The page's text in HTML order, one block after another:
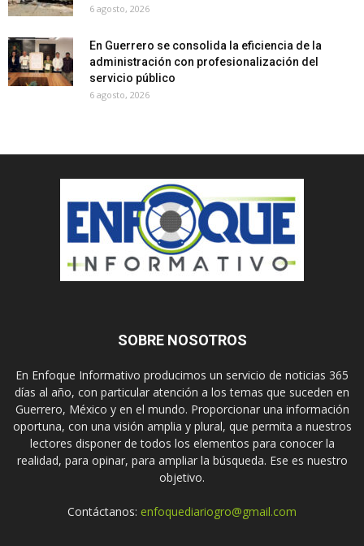
6 agosto, 2026
En Guerrero se consolida la eficiencia de la
administración con profesionalización del
servicio público
6 agosto, 2026
SOBRE NOSOTROS
En Enfoque Informativo producimos un servicio de noticias 365
días al año, con particular atención a los temas que suceden en
Guerrero, México y en el mundo. Proporcionar una información
oportuna, con una visión amplia y plural, que permita a nuestros
lectores disponer de todos los elementos para conocer la
realidad, para opinar, para ampliar la búsqueda. Ese es nuestro
objetivo.
Contáctanos: enfoquediariogro@gmail.com